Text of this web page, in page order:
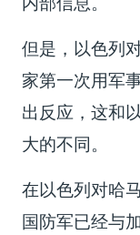
但是，以色列
家第一次用军
出反应，这和
大的不同。
在以色列对哈
国防军已经与